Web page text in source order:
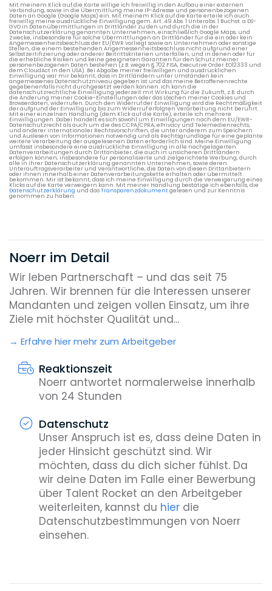
Mit meinem Klick auf die Karte willige ich freiwillig in den Aufbau einer externen
Verbindung, sowie in die Übermittlung meine IP-Adresse und personenbezogenen
Daten an Google (Google Maps) ein. Mit meinem Klick auf die Karte erteile ich auch
freiwillig meine ausdrückliche Einwilligung gem. Art. 49 Abs. 1 Unterabs. 1 Buchst. a DS-
GVO in Datenübermittlungen in Drittländer zu den und durch die in der
Datenschutzerklärung genannten Unternehmen, einschließlich Google Maps, und
Zwecke, insbesondere für solche Übermittlungen an Drittländer für die ein oder kein
Angemessenheitsbeschluss der EU/EWR vorliegt sowie an Unternehmen oder sonstige
Stellen, die einem bestehenden Angemessenheitsbeschluss nicht aufgrund einer
Selbstzertifizierung oder anderer Beitrittskriterien unterfallen, und in denen oder für
die erhebliche Risiken und keine geeigneten Garantien für den Schutz meiner
personenbezogenen Daten bestehen (z.B. wegen § 702 FISA, Executive Order EO12333 und
dem CloudAct in den USA). Bei Abgabe meiner freiwilligen und ausdrücklichen
Einwilligung war mir bekannt, dass in Drittländern unter Umständen kein
angemessenes Datenschutzniveau gegeben ist und das meine Betroffenenrechte
gegebenenfalls nicht durchgesetzt werden können. Ich kann die
datenschutzrechtliche Einwilligung jederzeit mit Wirkung für die Zukunft, z.B. durch
die Änderung meiner Cookie-Einstellungen oder das Löschen meiner Cookies und
Browserdaten, widerrufen. Durch den Widerruf der Einwilligung wird die Rechtmäßigkeit
der aufgrund der Einwilligung bis zum Widerruf erfolgten Verarbeitung nicht berührt.
Mit einer einzelnen Handlung (dem Klick auf die Karte), erteile ich mehrere
Einwilligungen. Dabei handelt es sich sowohl um Einwilligungen nach dem EU/EWR-
Datenschutzrecht als auch um die des CCPA/CPRA, ePrivacy und Telemedienrechts,
und anderer internationaler Rechtsvorschriften, die unter anderem zum Speichern
und Auslesen von Informationen notwendig und als Rechtsgrundlage für eine geplante
weitere Verarbeitung der ausgelesenen Daten erforderlich sind. Meine Einwilligung
umfasst insbesondere eine ausdrückliche Einwilligung in alle nachgelagerten
Datenverarbeitungen durch Drittanbieter, die auch in unsicheren Drittländern
erfolgen können, insbesondere für personalisierte und zielgerichtete Werbung, durch
alle in ihrer Datenschutzerklärung genannten Unternehmen, sowie deren
Unterauftragsverarbeiter und Verantwortliche, die Daten von diesen Drittanbietern
oder ihnen innerhalb einer Datenverarbeitungskette erhalten oder übermittelt
bekommen. Mir ist bekannt, dass ich meine Einwilligung durch die Verweigerung eines
Klicks auf die Karte verweigern kann. Mit meiner Handlung bestätige ich ebenfalls, die
Datenschutzerklärung und dasTransparenzdokumentgelesen und zur Kenntnis
genommen zu haben.
Noerr im Detail
Wir leben Partnerschaft – und das seit 75
Jahren. Wir brennen für die Interessen unserer
Mandanten und zeigen vollen Einsatz, um ihre
Ziele mit höchster Qualität und...
Erfahre hier mehr zum Arbeitgeber
Reaktionszeit
Noerr antwortet normalerweise innerhalb
von 24 Stunden
Datenschutz
Unser Anspruch ist es, dass deine Daten in
jeder Hinsicht geschützt sind. Wir
möchten, dass du dich sicher fühlst. Da
wir deine Daten im Falle einer Bewerbung
über Talent Rocket an den Arbeitgeber
weiterleiten, kannst du hierdie
Datenschutzbestimmungen von Noerr
einsehen.